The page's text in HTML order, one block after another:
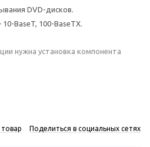
DVD-дисков.
BaseT, 100-BaseTX.
нужна установка компонента
Поделиться в социальных сетях